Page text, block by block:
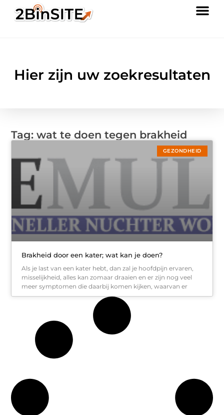
Hier zijn uw zoekresultaten
Tag: wat te doen tegen brakheid
GEZONDHEID
Brakheid door een kater; wat kan je doen?
Als je last van een kater hebt, dan zal je hoofdpijn ervaren,
misselijkheid, alles kan zomaar draaien en er zijn nog veel
meer symptomen die daarbij komen kijken, waarvan er